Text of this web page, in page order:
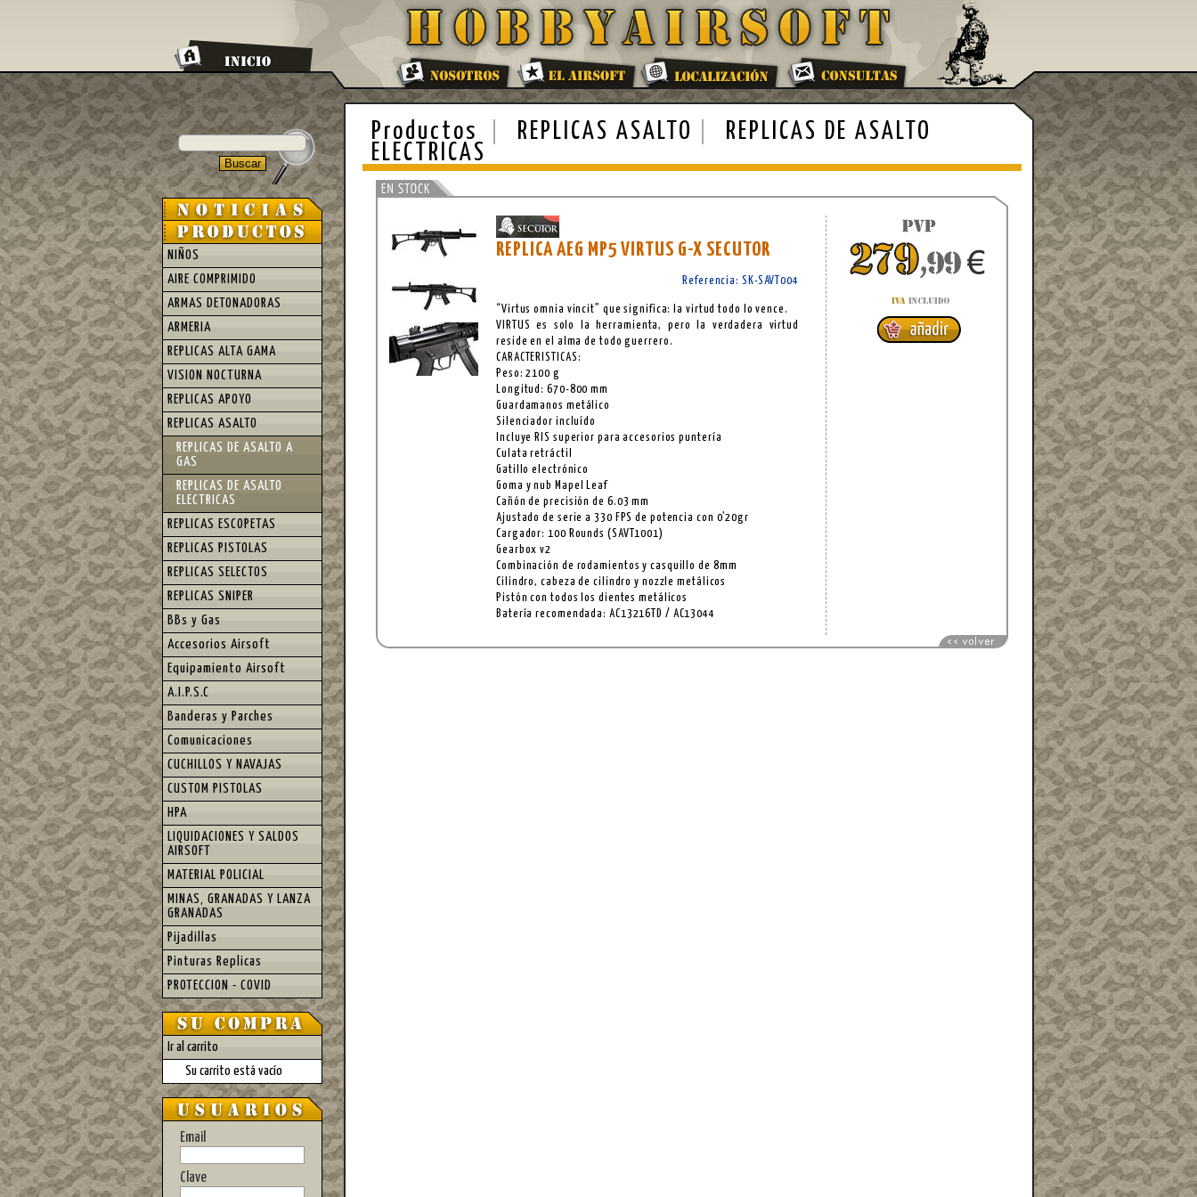
Productos REPLICAS ASALTO
REPLICAS DE ASALTO
ELECTRICAS
REPLICA AEG MP5 VIRTUS G-X SECUTOR
Referencia: SK-SAVT004
“Virtus omnia vincit” que significa: la virtud todo lo vence.
VIRTUS es solo la herramienta, pero la verdadera virtud
reside en el alma de todo guerrero.
CARACTERISTICAS:
Peso: 2100 g
Longitud: 670-800 mm
Guardamanos metálico
Silenciador incluído
Incluye RIS superior para accesorios puntería
Culata retráctil
Gatillo electrónico
Goma y nub Mapel Leaf
Cañón de precisión de 6.03 mm
Ajustado de serie a 330 FPS de potencia con 0’20gr
Cargador: 100 Rounds (SAVT1001)
Gearbox v2
Combinación de rodamientos y casquillo de 8mm
Cilindro, cabeza de cilindro y nozzle metálicos
Pistón con todos los dientes metálicos
Batería recomendada: AC13216TD / AC13044
NIÑOS
AIRE COMPRIMIDO
ARMAS DETONADORAS
ARMERIA
REPLICAS ALTA GAMA
VISION NOCTURNA
REPLICAS APOYO
REPLICAS ASALTO
REPLICAS DE ASALTO A
GAS
REPLICAS DE ASALTO
ELECTRICAS
REPLICAS ESCOPETAS
REPLICAS PISTOLAS
REPLICAS SELECTOS
REPLICAS SNIPER
BBs y Gas
Accesorios Airsoft
Equipamiento Airsoft
A.I.P.S.C
Banderas y Parches
Comunicaciones
CUCHILLOS Y NAVAJAS
CUSTOM PISTOLAS
HPA
LIQUIDACIONES Y SALDOS
AIRSOFT
MATERIAL POLICIAL
MINAS, GRANADAS Y LANZA
GRANADAS
Pijadillas
Pinturas Replicas
PROTECCION - COVID
Ir al carrito
Su carrito está vacío
Email
Clave